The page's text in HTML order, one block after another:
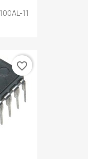
11
favorite_border